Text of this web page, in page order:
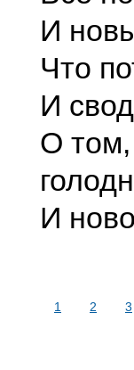
И
Что
И
О том,
И
1 2 3